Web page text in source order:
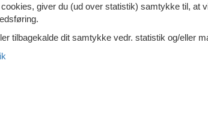
beskrivelse af det.
giver du (ud over statistik) samtykke til, at
tilbagekalde dit samtykke vedr. statistik og/eller